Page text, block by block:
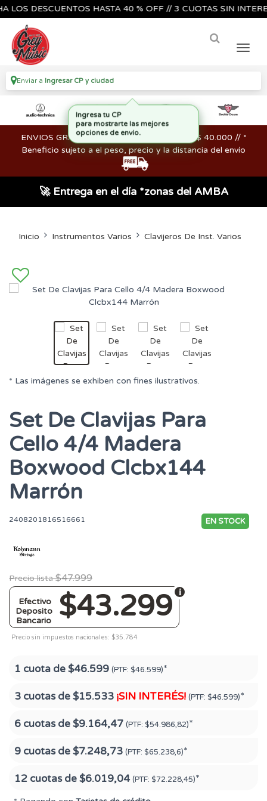
DESCUENTOS HASTA 40 % OFF // 3 CUOTAS SIN
Enviar a Ingresar CP y ciudad
ENVIOS GRATIS en compras mayores a los $ 40.000 // *
Beneficio sujeto a el peso, precio y la distancia del envío
🚀 Entrega en el día *zonas del AMBA
Inicio Instrumentos Varios Clavijeros De Inst. Varios
* Las imágenes se exhiben con fines ilustrativos.
Set De Clavijas Para
Cello 4/4 Madera
Boxwood Clcbx144
Marrón
2408201816516661 EN STOCK
Precio lista $47.999
$43.299
Efectivo
Deposito
Bancario
Precio sin impuestos nacionales: $35.784
1 cuota de$46.599 (PTF: $46.599)*
3 cuotas de$15.533 ¡SIN INTERÉS! (PTF: $46.599)*
6 cuotas de$9.164,47 (PTF: $54.986,82)*
9 cuotas de$7.248,73 (PTF: $65.238,6)*
12 cuotas de$6.019,04 (PTF: $72.228,45)*